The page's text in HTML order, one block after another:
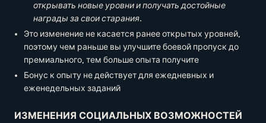
открывать новые уровни и получать достойные
награды за свои старания.
Это изменение не касается ранее открытых уровней,
поэтому чем раньше вы улучшите боевой пропуск до
премиального, тем больше опыта получите
Бонус к опыту не действует для ежедневных и
еженедельных заданий
ИЗМЕНЕНИЯ СОЦИАЛЬНЫХ ВОЗМОЖНОСТЕЙ